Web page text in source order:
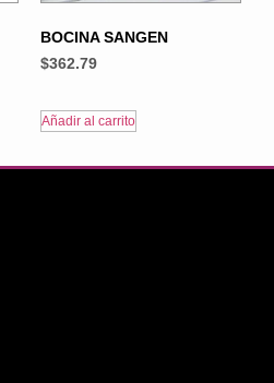
BOCINA SANGEN
$362.79
Añadir al carrito